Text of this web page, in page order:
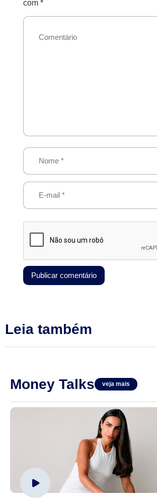
com*
Leia também
Money Talks veja mais